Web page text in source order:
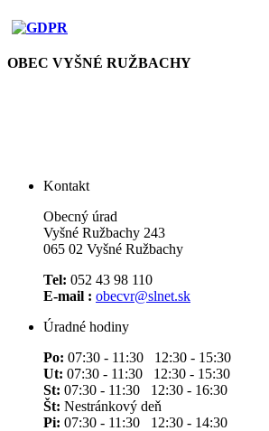
OBEC VYŠNÉ RUŽBACHY
Kontakt
Obecný úrad
Vyšné Ružbachy 243
065 02 Vyšné Ružbachy
Tel: 052 43 98 110
E-mail : obecvr@slnet.sk
Úradné hodiny
Po: 07:30 - 11:30 12:30 - 15:30
Ut: 07:30 - 11:30 12:30 - 15:30
St: 07:30 - 11:30 12:30 - 16:30
Št: Nestránkový deň
Pi: 07:30 - 11:30 12:30 - 14:30